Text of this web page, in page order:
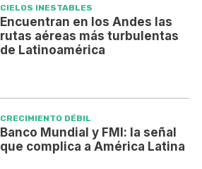
CIELOS INESTABLES
Encuentran en los Andes las
rutas aéreas más turbulentas
de Latinoamérica
CRECIMIENTO DÉBIL
Banco Mundial y FMI: la señal
que complica a América Latina